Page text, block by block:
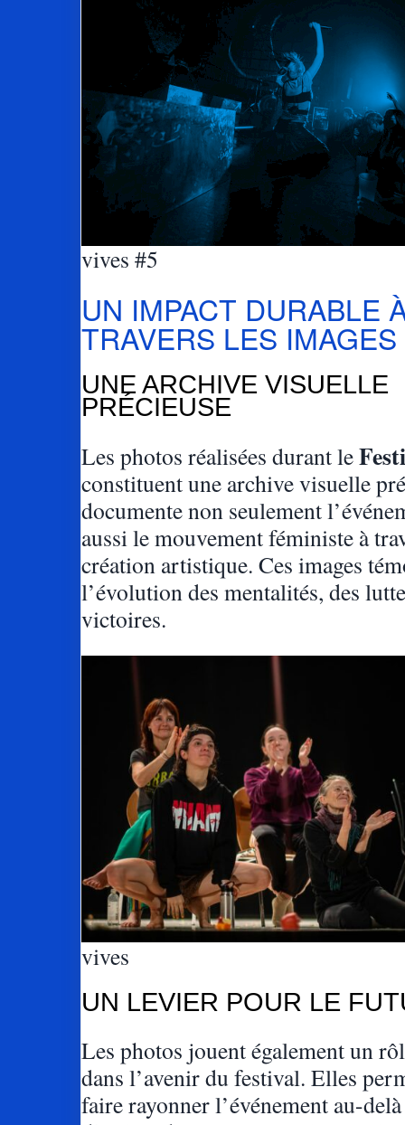
vives #5
UN IMPACT DURABLE
TRAVERS LES IMAGES
UNE ARCHIVE VISUELLE
PRÉCIEUSE
Les photos réalisées durant le
constituent une archive visuelle
documente non seulement
aussi le mouvement féministe à
création artistique. Ces images
l’évolution des mentalités, des
victoires.
vives
UN LEVIER POUR LE
Les photos jouent également un
dans l’avenir du festival. Elles
faire rayonner l’événement au-